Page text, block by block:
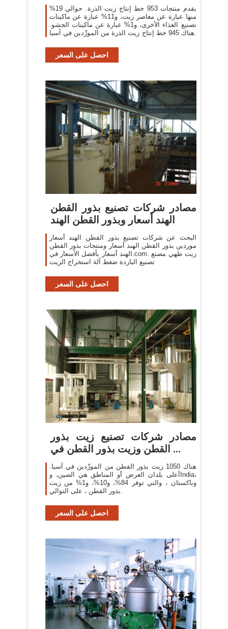
يقدم منتجات 953 خط إنتاج زيت الذرة. حوالي 19%
منها عبارة عن معاصر زيت، و11% عبارة عن ماكينات
تصنيع الغذاء الأخرى، و1% عبارة عن ماكينات الحشو.
هناك 945 خط إنتاج زيت الذرة من المورِّدين في آسيا.
احصل على السعر
مصادر شركات تصنيع بذور القطن
الهند أسعار وبذور القطن الهند
البحث عن شركات تصنيع بذور القطن الهند أسعار
موردين بذور القطن الهند أسعار ومنتجات بذور القطن
الهند أسعار بأفضل الأسعار في.com. زيت طهي مصنع
تصنيع الباردة ضغط آلة استخراج الزيت
احصل على السعر
مصادر شركات تصنيع زيت بذور
القطن وزيت بذور القطن في ...
هناك 1050 زيت بذور القطن من المورِّدين في آسيا.
أعلى بلدان العرض أو المناطق هي الصين، وIndia،
وباكستان ، والتي توفر 84%، و10%، و1% من زيت
بذور القطن ، على التوالي.
احصل على السعر